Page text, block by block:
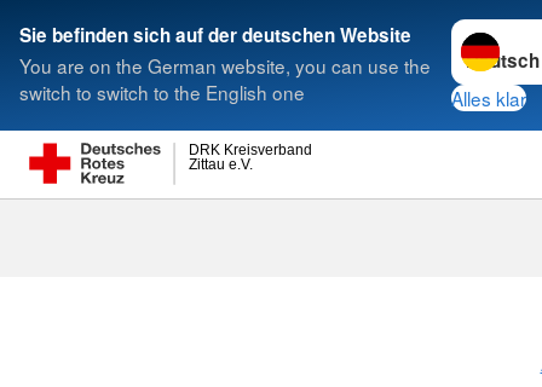
Sie befinden sich auf der deutschen Website
You are on the German website, you can use the
switch to switch to the English one
Sprache
Alles klar
Zittau e.V.
DRK Kreisverband
Suche